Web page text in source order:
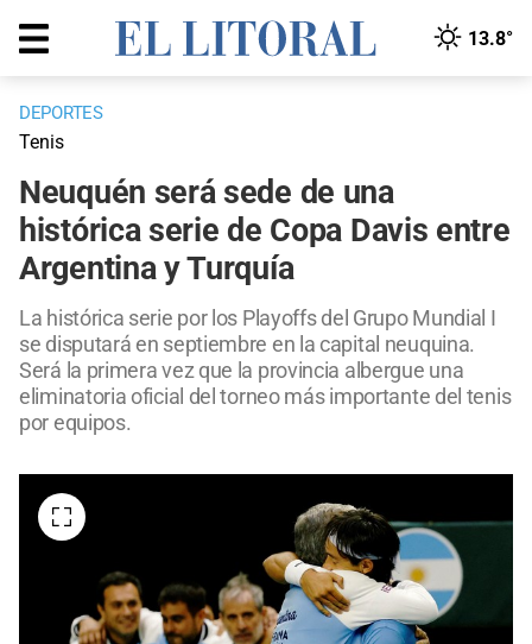
13.8°
DEPORTES
Tenis
Neuquén será sede de una
histórica serie de Copa Davis entre
Argentina y Turquía
La histórica serie por los Playoffs del Grupo Mundial I
se disputará en septiembre en la capital neuquina.
Será la primera vez que la provincia albergue una
eliminatoria oficial del torneo más importante del tenis
por equipos.